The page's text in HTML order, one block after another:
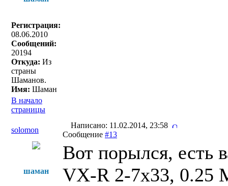
Регистрация:
08.06.2010
Сообщений:
20194
Откуда: Из
страны
Шаманов.
Имя: Шаман
В начало
страницы
solomon
Написано: 11.02.2014, 23:58
Сообщение #13
шаман
Вот порылся, есть
VX-R 2-7x33, 0.25